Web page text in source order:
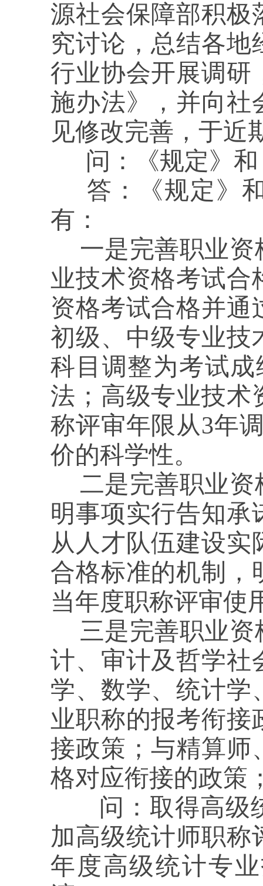
源社会保障部积极
究讨论，总结各地
行业协会开展调研
施办法》，并向社
见修改完善，于近
问：
《规定》
答 ： 《规定》
有：
一是完善职业
业技术资格考试合
资格考试合格并通
初级、中级专业技
科目调整为考试
法；高级专业技术
称评审年限从3年
价的科学性。
二是完善职业
明事项实行告知承
从人才队伍建设
合格标准的机制，
当年度职称评审使
三是完善职业
计、审计及哲学社
学、数学、统计学
业职称的报考衔接
接政策；与精算师
格对应衔接的政策
问： 取得高级
加高级统计师职称
年度高级统计专